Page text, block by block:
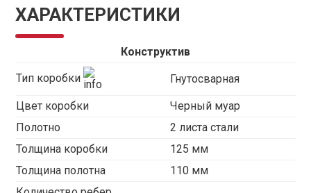
ХАРАКТЕРИСТИКИ
Конструктив
Тип коробки Гнутосварная
Цвет коробки
Черный муар
Полотно
2 листа стали
Толщина коробки
125 мм
Толщина полотна
110 мм